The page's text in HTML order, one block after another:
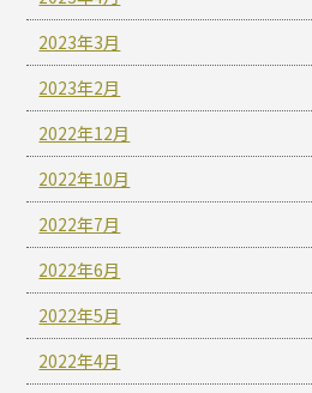
2023年3月
2023年2月
2022年12月
2022年10月
2022年7月
2022年6月
2022年5月
2022年4月